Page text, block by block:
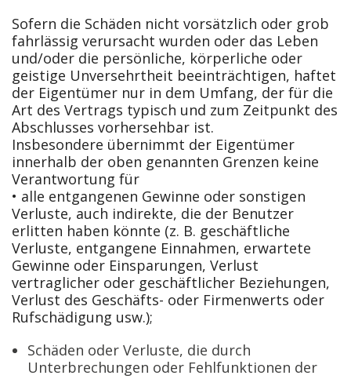
Sofern die Schäden nicht vorsätzlich oder grob
fahrlässig verursacht wurden oder das Leben
und/oder die persönliche, körperliche oder
geistige Unversehrtheit beeinträchtigen, haftet
der Eigentümer nur in dem Umfang, der für die
Art des Vertrags typisch und zum Zeitpunkt des
Abschlusses vorhersehbar ist.
Insbesondere übernimmt der Eigentümer
innerhalb der oben genannten Grenzen keine
Verantwortung für
• alle entgangenen Gewinne oder sonstigen
Verluste, auch indirekte, die der Benutzer
erlitten haben könnte (z. B. geschäftliche
Verluste, entgangene Einnahmen, erwartete
Gewinne oder Einsparungen, Verlust
vertraglicher oder geschäftlicher Beziehungen,
Verlust des Geschäfts- oder Firmenwerts oder
Rufschädigung usw.);
Schäden oder Verluste, die durch
Unterbrechungen oder Fehlfunktionen der